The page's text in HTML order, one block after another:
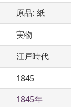
原品: 紙
実物
江戸時代
1845
1845年